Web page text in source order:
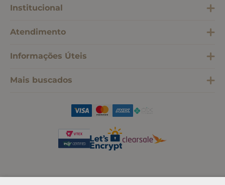
Institucional
Atendimento
Informações Úteis
Mais buscados